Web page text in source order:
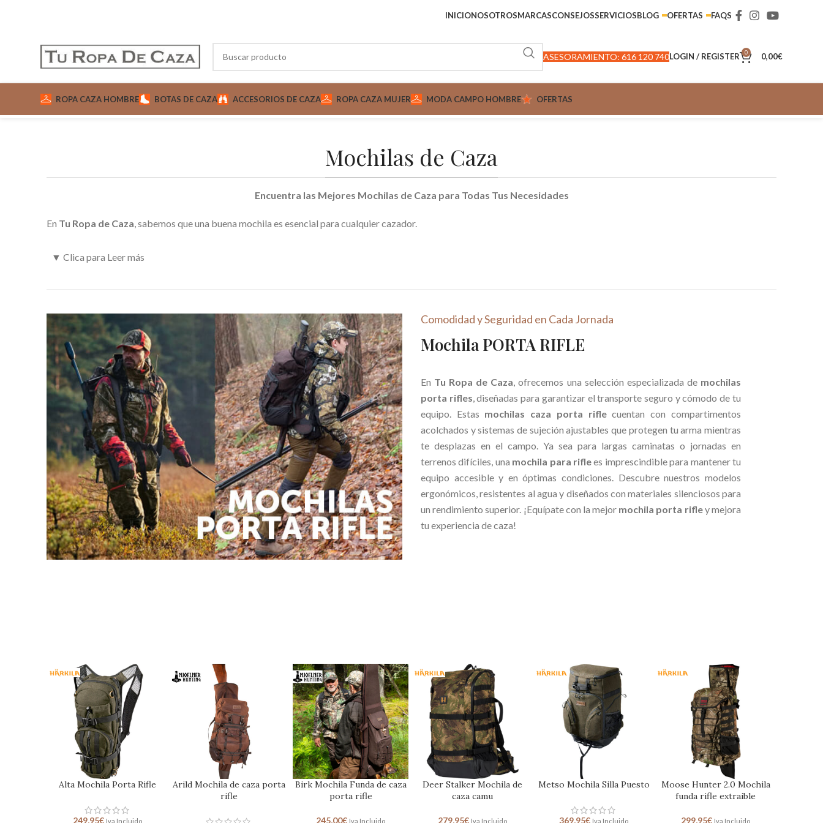
INICIONOSOTROSMARCASCONSEJOSSERVICIOSBLOG OFERTAS FAQS
ASESORAMIENTO: 616 120 740LOGIN / REGISTER 0 0,00€
ROPA CAZA HOMBRE BOTAS DE CAZA ACCESORIOS DE CAZA ROPA CAZA MUJER MODA CAMPO HOMBRE OFERTAS
Mochilas de Caza
Encuentra las Mejores Mochilas de Caza para Todas Tus Necesidades
En Tu Ropa de Caza, sabemos que una buena mochila es esencial para cualquier cazador.
Por eso, ofrecemos una amplia gama de
Nuestrasmochilas de cazaestán diseñadas para adaptarse a las condiciones más exigentes. Contamos con opciones como la
equipo de manera segura, y mochilas impermeables que garantizan la protección de tus pertenencias en condiciones adversas. Si buscas funcionalidad y estilo, nuestras
mochilas también incluyen modelos de
caza con camuflaje, perfectos para recechos y esperas, gracias a sus materiales silenciosos y resistentes al agua.
Para largas jornadas en el campo, la comodidad es clave. Por eso, ofrecemos mochilas innovadoras como la
respaldo,macutos de cazadiseñados para garantizar el máximo confort mientras esperas. Si prefieres un estilo clásico con alta durabilidad, nuestras mochilas de caza de
cuero son una opción sofisticada y resistente.
Trabajamos con las mejores marcas del mercado, como Harkila, conocida por su calidad y diseño superior. Modelos como laHarkila mochilaofrecen una combinación
perfecta de funcionalidad y resistencia, asegurando un desempeño óptimo en cualquier entorno.
Descubre nuestra colección y encuentra lasmejores mochilas para caza. Ya sea que necesites una mochila para largas caminatas, recechos o simplemente para mantener tu
equipo seguro y organizado, tenemos todo lo que buscas. Equípate con lo mejor y conquista el campo con confianza y estilo.
▼ Clica para Leer más
Comodidad y Seguridad en Cada Jornada
Mochila PORTA RIFLE
En Tu Ropa de Caza, ofrecemos una selección especializada de mochilas
porta rifles, diseñadas para garantizar el transporte seguro y cómodo de tu
equipo. Estas mochilas caza porta riflecuentan con compartimentos
acolchados y sistemas de sujeción ajustables que protegen tu arma mientras
te desplazas en el campo. Ya sea para largas caminatas o jornadas en
terrenos difíciles, una mochila para riflees imprescindible para mantener tu
equipo accesible y en óptimas condiciones. Descubre nuestros modelos
ergonómicos, resistentes al agua y diseñados con materiales silenciosos para
un rendimiento superior. ¡Equípate con la mejor mochila porta rifley mejora
tu experiencia de caza!
Alta Mochila Porta Rifle
249,95€ Iva Incluido
Arild Mochila de caza porta
rifle
Birk Mochila Funda de caza
porta rifle
245,00€ Iva Incluido
Deer Stalker Mochila de
caza camu
279,95€ Iva Incluido
Metso Mochila Silla Puesto
369,95€ Iva Incluido
Moose Hunter 2.0 Mochila
funda rifle extraible
299,95€ Iva Incluido